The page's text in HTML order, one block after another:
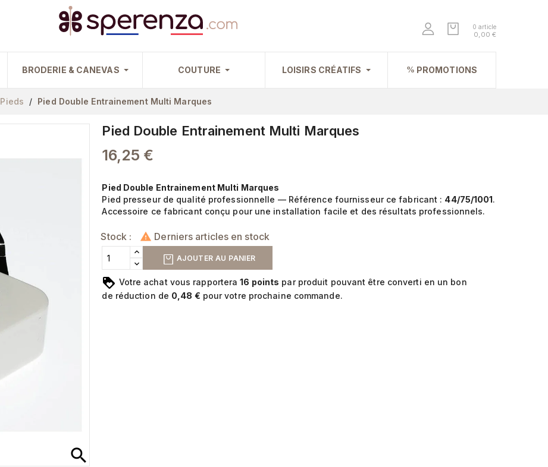
0 article
0,00 €
BRODERIE & CANEVAS COUTURE LOISIRS CRÉATIFS PROMOTIONS
Pieds Pied Double Entrainement Multi Marques
search
Pied Double Entrainement Multi Marques
16,25 €
Pied Double Entrainement Multi Marques
Pied presseur de qualité professionnelle — Référence fournisseur ce fabricant : 44/75/1001.
Accessoire ce fabricant conçu pour une installation facile et des résultats professionnels.
Stock :  Derniers articles en stock
AJOUTER AU PANIER
Votre achat vous rapportera16 points par produit pouvant être converti en un bon
de réduction de 0,48 € pour votre prochaine commande.